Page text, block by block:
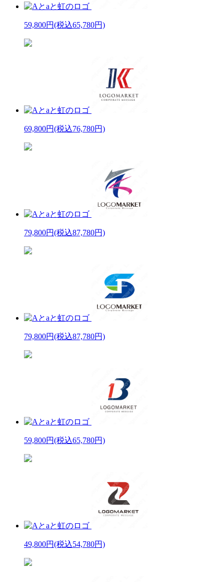
59,800円(税込65,780円)
69,800円(税込76,780円)
79,800円(税込87,780円)
79,800円(税込87,780円)
59,800円(税込65,780円)
49,800円(税込54,780円)